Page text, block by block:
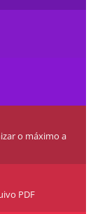
o máximo a
PDF